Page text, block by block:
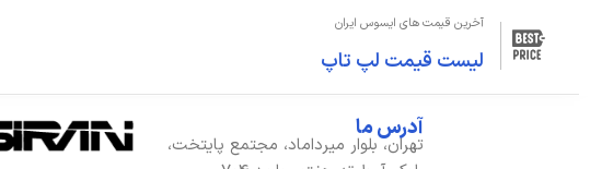
نمایشگر اضافی
نوع صفحه نمایش
آخرین قیمت های ایسوس ایران
لیست قیمت لپ تاپ
آدرس ما
تهران، بلوار میرداماد، مجتمع پایتخت،